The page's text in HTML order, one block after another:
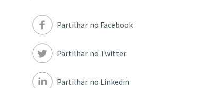
Partilhar no Facebook
Partilhar no Twitter
Partilhar no Linkedin